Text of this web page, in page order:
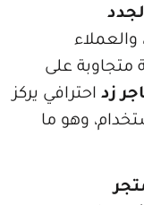
يركز
ما